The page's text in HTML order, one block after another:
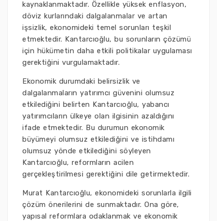
kaynaklanmaktadır. Özellikle yüksek enflasyon,
döviz kurlarındaki dalgalanmalar ve artan
işsizlik, ekonomideki temel sorunları teşkil
etmektedir. Kantarcıoğlu, bu sorunların çözümü
için hükümetin daha etkili politikalar uygulaması
gerektiğini vurgulamaktadır.
Ekonomik durumdaki belirsizlik ve
dalgalanmaların yatırımcı güvenini olumsuz
etkilediğini belirten Kantarcıoğlu, yabancı
yatırımcıların ülkeye olan ilgisinin azaldığını
ifade etmektedir. Bu durumun ekonomik
büyümeyi olumsuz etkilediğini ve istihdamı
olumsuz yönde etkilediğini söyleyen
Kantarcıoğlu, reformların acilen
gerçekleştirilmesi gerektiğini dile getirmektedir.
Murat Kantarcıoğlu, ekonomideki sorunlarla ilgili
çözüm önerilerini de sunmaktadır. Ona göre,
yapısal reformlara odaklanmak ve ekonomik